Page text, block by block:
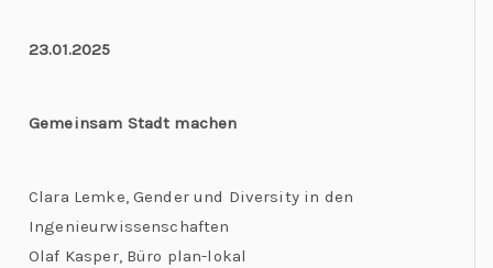
23.01.2025
Gemeinsam Stadt machen
Clara Lemke, Gender und Diversity in den
Ingenieurwissenschaften
Olaf Kasper, Büro plan-lokal